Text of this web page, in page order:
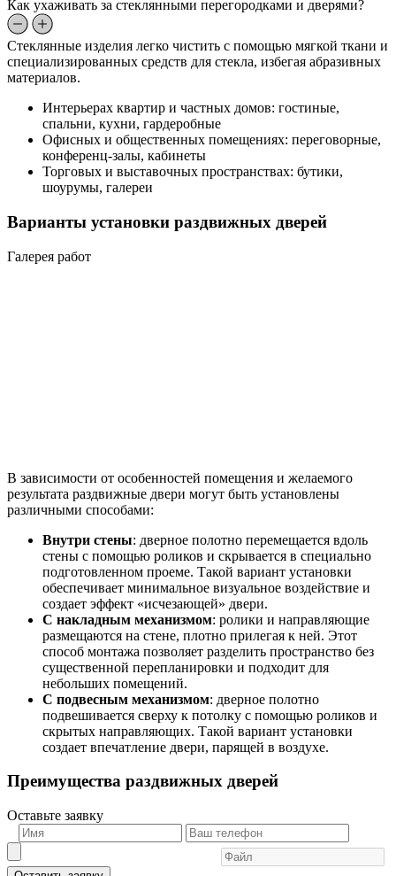
Как ухаживать за стеклянными перегородками и дверями?
Стеклянные изделия легко чистить с помощью мягкой ткани и
специализированных средств для стекла, избегая абразивных
материалов.
Интерьерах квартир и частных домов: гостиные,
спальни, кухни, гардеробные
Офисных и общественных помещениях: переговорные,
конференц-залы, кабинеты
Торговых и выставочных пространствах: бутики,
шоурумы, галереи
Варианты установки раздвижных дверей
Галерея работ
В зависимости от особенностей помещения и желаемого
результата раздвижные двери могут быть установлены
различными способами:
Внутри стены: дверное полотно перемещается вдоль
стены с помощью роликов и скрывается в специально
подготовленном проеме. Такой вариант установки
обеспечивает минимальное визуальное воздействие и
создает эффект «исчезающей» двери.
С накладным механизмом: ролики и направляющие
размещаются на стене, плотно прилегая к ней. Этот
способ монтажа позволяет разделить пространство без
существенной перепланировки и подходит для
небольших помещений.
С подвесным механизмом: дверное полотно
подвешивается сверху к потолку с помощью роликов и
скрытых направляющих. Такой вариант установки
создает впечатление двери, парящей в воздухе.
Преимущества раздвижных дверей
Оставьте заявку